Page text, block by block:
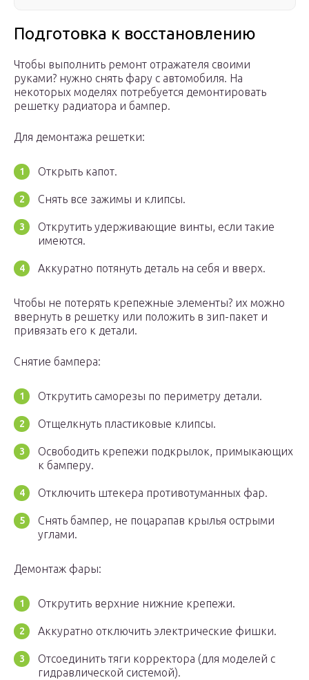
Подготовка к восстановлению
Чтобы выполнить ремонт отражателя своими
руками? нужно снять фару с автомобиля. На
некоторых моделях потребуется демонтировать
решетку радиатора и бампер.
Для демонтажа решетки:
Открыть капот.
Снять все зажимы и клипсы.
Открутить удерживающие винты, если такие
имеются.
Аккуратно потянуть деталь на себя и вверх.
Чтобы не потерять крепежные элементы? их можно
ввернуть в решетку или положить в зип-пакет и
привязать его к детали.
Снятие бампера:
Открутить саморезы по периметру детали.
Отщелкнуть пластиковые клипсы.
Освободить крепежи подкрылок, примыкающих
к бамперу.
Отключить штекера противотуманных фар.
Снять бампер, не поцарапав крылья острыми
углами.
Демонтаж фары:
Открутить верхние нижние крепежи.
Аккуратно отключить электрические фишки.
Отсоединить тяги корректора (для моделей с
гидравлической системой).